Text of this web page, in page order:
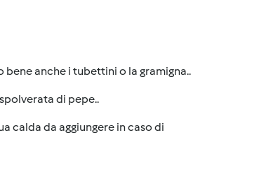
anche i tubettini o la gramigna..
di pepe..
calda da aggiungere in caso di